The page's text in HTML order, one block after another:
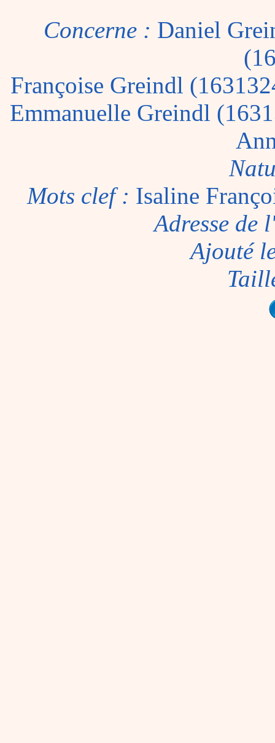
Concerne : Daniel
Françoise Greindl
Emmanuelle Greindl
Mots clef : Isaline
Adresse
Ajouté